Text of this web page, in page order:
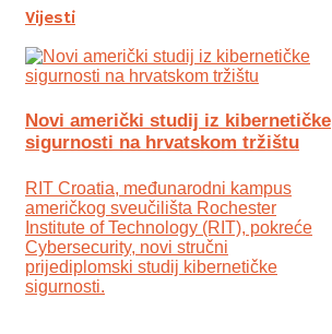
Vijesti
Novi američki studij iz kibernetičke
sigurnosti na hrvatskom tržištu
RIT Croatia, međunarodni kampus
američkog sveučilišta Rochester
Institute of Technology (RIT), pokreće
Cybersecurity, novi stručni
prijediplomski studij kibernetičke
sigurnosti.